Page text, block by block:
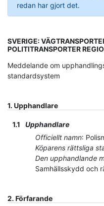
redan har gjort det.
SVERIGE:
POLITITRANSPORTER
Meddelande om
standardsystem
1. Upphandlare
1.1
Upphandlare
Officiellt namn:
Köparens rättsliga
Den upphandlande
Samhällsskydd och
2. Förfarande